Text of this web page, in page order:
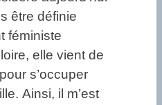
être définie
féministe
elle vient de
s’occuper
Ainsi, il m’est